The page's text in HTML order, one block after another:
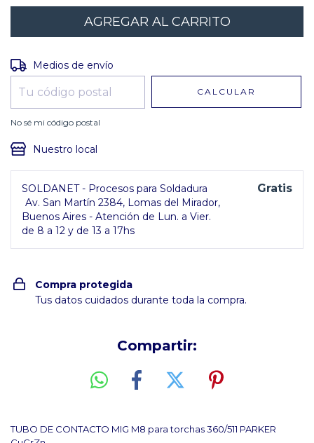
Entregas para el CP:
Medios de envío
CALCULAR
No sé mi código postal
Nuestro local
SOLDANET - Procesos para Soldadura
Av. San Martín 2384, Lomas del Mirador,
Buenos Aires - Atención de Lun. a Vier.
de 8 a 12 y de 13 a 17hs
Gratis
Compra protegida
Tus datos cuidados durante toda la compra.
Compartir:
TUBO DE CONTACTO MIG M8 para torchas 360/511 PARKER